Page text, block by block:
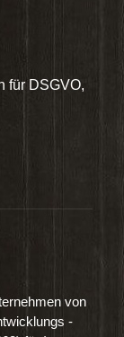
für DSGVO,
von
-